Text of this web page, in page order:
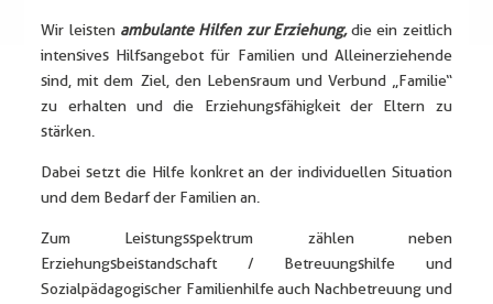
Wir leisten ambulante Hilfen zur Erziehung,die ein zeitlich
intensives Hilfsangebot für Familien und Alleinerziehende
sind, mit dem Ziel, den Lebensraum und Verbund „Familie“
zu erhalten und die Erziehungsfähigkeit der Eltern zu
stärken.
Dabei setzt die Hilfe konkret an der individuellen Situation
und dem Bedarf der Familien an.
Zum Leistungsspektrum zählen neben
Erziehungsbeistandschaft / Betreuungshilfe und
Sozialpädagogischer Familienhilfe auch Nachbetreuung und